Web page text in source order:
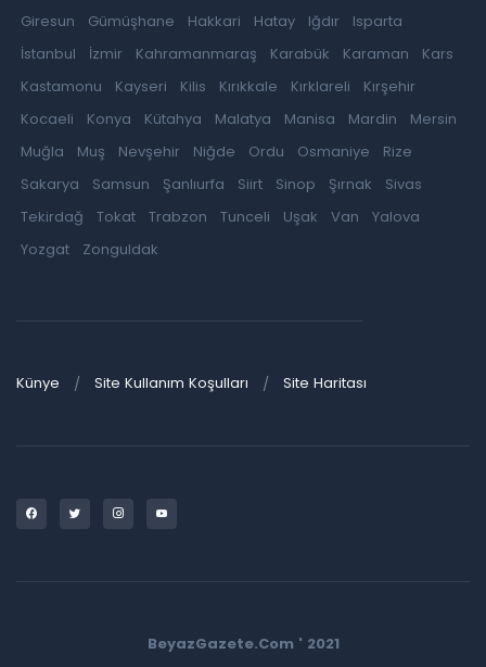
Giresun
Gümüşhane Hakkari Hatay Iğdır
Isparta
İstanbul
İzmir Kahramanmaraş Karabük Karaman
Kars
Kastamonu
Kayseri Kilis Kırıkkale Kırklareli
Kırşehir
Kocaeli
Konya Kütahya Malatya Manisa Mardin
Mersin
Muğla
Muş Nevşehir Niğde Ordu Osmaniye
Rize
Sakarya
Samsun Şanlıurfa Siirt Sinop Şırnak
Sivas
Tekirdağ
Tokat Trabzon Tunceli Uşak Van
Yalova
Yozgat
Zonguldak
Künye Site Kullanım Koşulları Site Haritası
BeyazGazete.Com ' 2021